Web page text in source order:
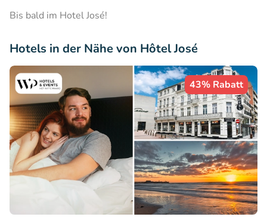
Bis bald im Hotel José!
Hotels in der Nähe von Hôtel José
43% Rabatt